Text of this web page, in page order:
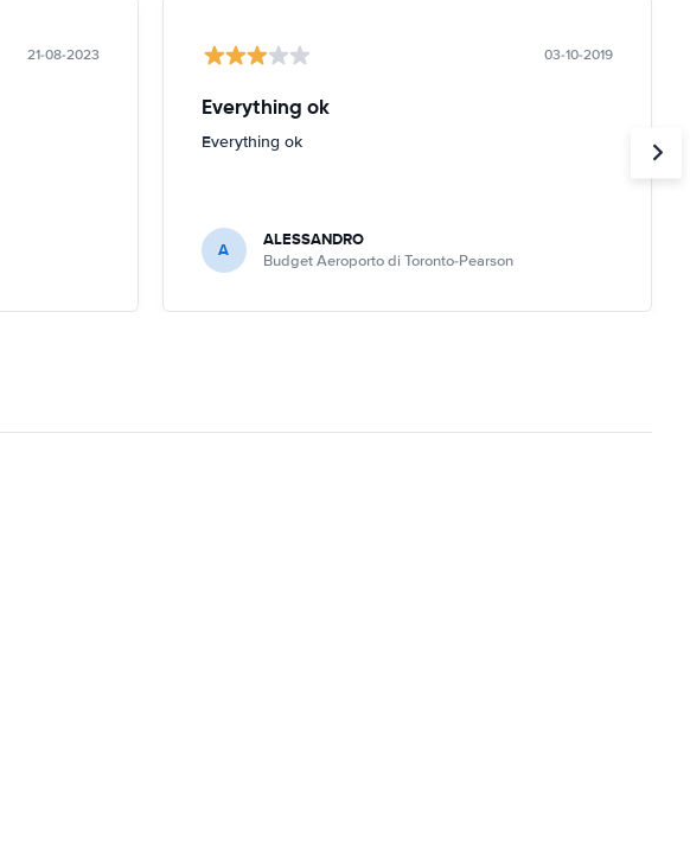
21-08-2023 03-10-2019
Everything ok
Everything ok
A ALESSANDRO
Budget Aeroporto di Toronto-Pearson